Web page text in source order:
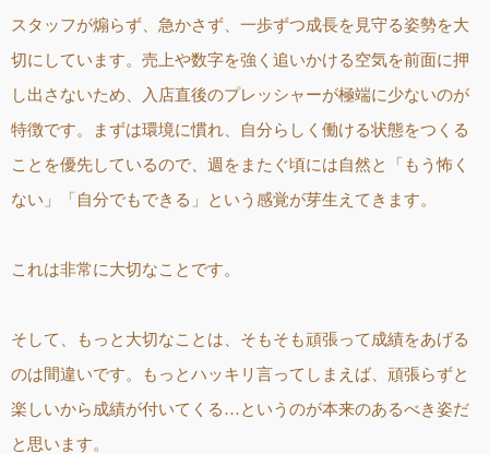
スタッフが煽らず、急かさず、一歩ずつ成長を見守る姿勢を大
切にしています。売上や数字を強く追いかける空気を前面に押
し出さないため、入店直後のプレッシャーが極端に少ないのが
特徴です。まずは環境に慣れ、自分らしく働ける状態をつくる
ことを優先しているので、週をまたぐ頃には自然と「もう怖く
ない」「自分でもできる」という感覚が芽生えてきます。
これは非常に大切なことです。
そして、もっと大切なことは、そもそも頑張って成績をあげる
のは間違いです。もっとハッキリ言ってしまえば、頑張らずと
楽しいから成績が付いてくる…というのが本来のあるべき姿だ
と思います。